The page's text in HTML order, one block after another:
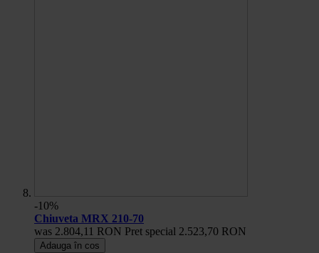
-10%
Chiuveta MRX 210-70
was 2.804,11 RON Pret special 2.523,70 RON
Adauga în cos